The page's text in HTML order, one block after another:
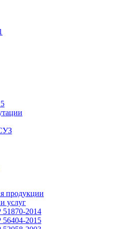
продукции
услуг
2014
2015